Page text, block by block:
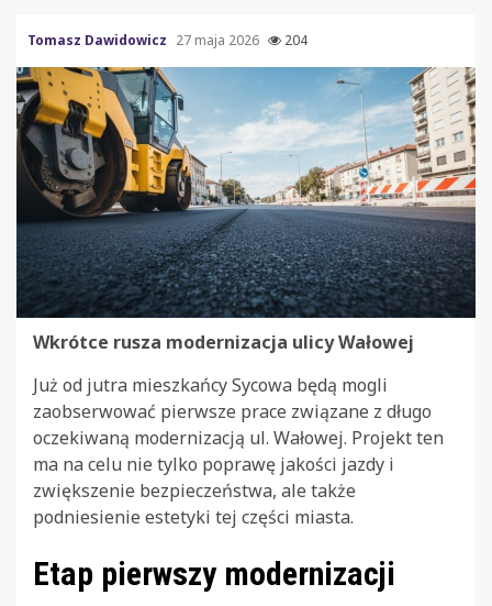
Tomasz Dawidowicz 27 maja 2026 204
Wkrótce rusza modernizacja ulicy Wałowej
Już od jutra mieszkańcy Sycowa będą mogli
zaobserwować pierwsze prace związane z długo
oczekiwaną modernizacją ul. Wałowej. Projekt ten
ma na celu nie tylko poprawę jakości jazdy i
zwiększenie bezpieczeństwa, ale także
podniesienie estetyki tej części miasta.
Etap pierwszy modernizacji